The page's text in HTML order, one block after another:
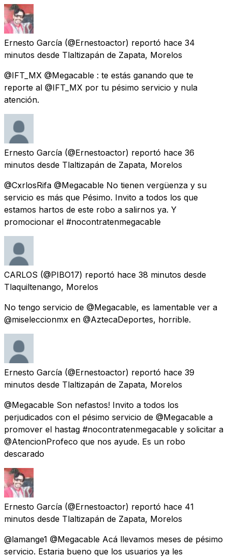
Ernesto García (@Ernestoactor) reportó hace 34
minutos desde Tlaltizapán de Zapata, Morelos
@IFT_MX @Megacable : te estás ganando que te
reporte al @IFT_MX por tu pésimo servicio y nula
atención.
Ernesto García (@Ernestoactor) reportó hace 36
minutos desde Tlaltizapán de Zapata, Morelos
@CxrlosRifa @Megacable No tienen vergüenza y su
servicio es más que Pésimo. Invito a todos los que
estamos hartos de este robo a salirnos ya. Y
promocionar el #nocontratenmegacable
CARLOS (@PIBO17) reportó hace 38 minutos desde
Tlaquiltenango, Morelos
No tengo servicio de @Megacable, es lamentable ver a
@miseleccionmx en @AztecaDeportes, horrible.
Ernesto García (@Ernestoactor) reportó hace 39
minutos desde Tlaltizapán de Zapata, Morelos
@Megacable Son nefastos! Invito a todos los
perjudicados con el pésimo servicio de @Megacable a
promover el hastag #nocontratenmegacable y solicitar a
@AtencionProfeco que nos ayude. Es un robo
descarado
Ernesto García (@Ernestoactor) reportó hace 41
minutos desde Tlaltizapán de Zapata, Morelos
@lamange1 @Megacable Acá llevamos meses de pésimo
servicio. Estaria bueno que los usuarios ya les